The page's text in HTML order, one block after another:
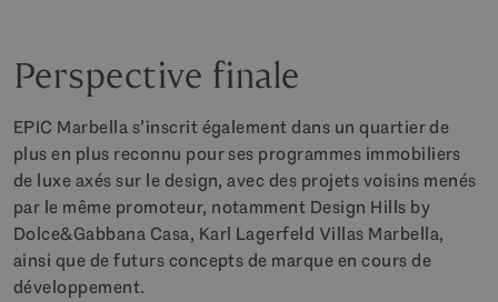
Perspective finale
EPIC Marbella s’inscrit également dans un quartier de
plus en plus reconnu pour ses programmes immobiliers
de luxe axés sur le design, avec des projets voisins menés
par le même promoteur, notamment Design Hills by
Dolce&Gabbana Casa, Karl Lagerfeld Villas Marbella,
ainsi que de futurs concepts de marque en cours de
développement.